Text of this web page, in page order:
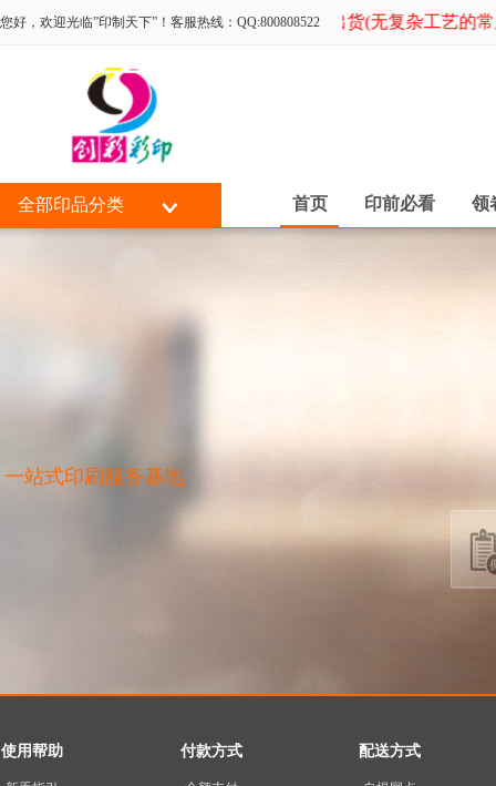
您好，欢迎光临”印制天下”！客服热线：QQ:800808522
选择送货上门。数码单张1-3小时左右出货(无复杂工艺的常
全部印品分类 首页 印前必看 领
一站式印刷服务基地
使用帮助 付款方式 配送方式